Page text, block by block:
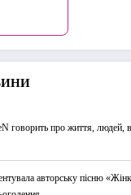
говорить про життя, людей,
авторську пісню